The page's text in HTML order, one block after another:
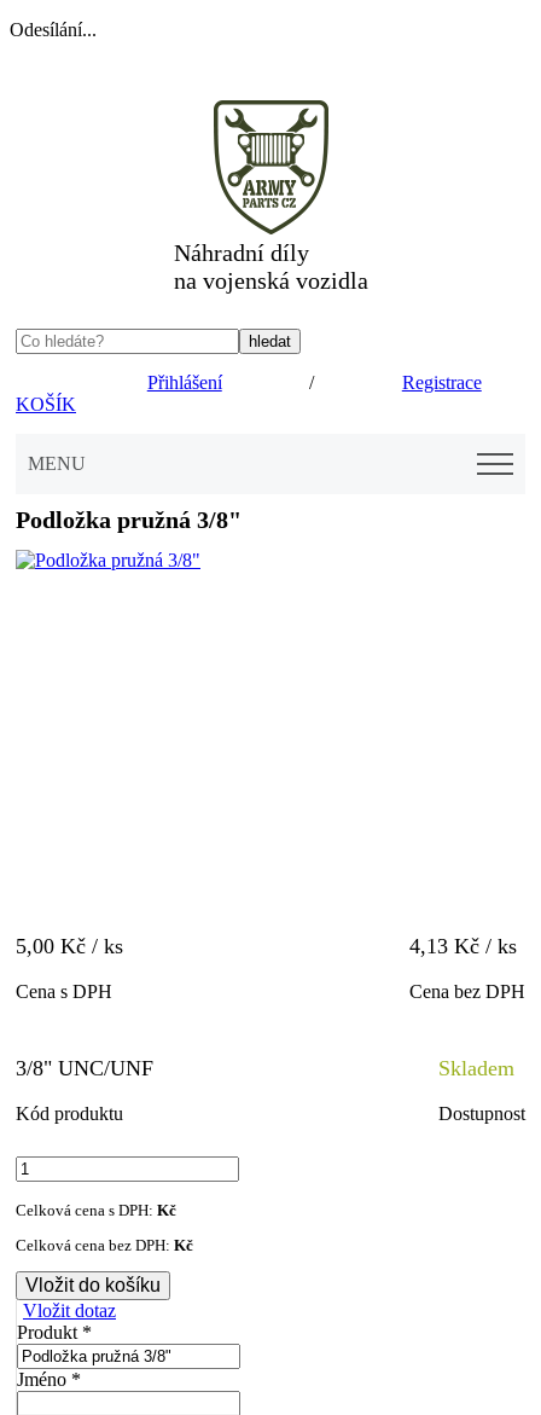
Odesílání...
Náhradní díly
na vojenská vozidla
Přihlášení /
Registrace
KOŠÍK
MENU
Podložka pružná 3/8"
5,00 Kč / ks
Cena s DPH
4,13 Kč / ks
Cena bez DPH
3/8" UNC/UNF
Kód produktu
Skladem
Dostupnost
Celková cena s DPH: Kč
Celková cena bez DPH: Kč
Vložit dotaz
Produkt *
Jméno *